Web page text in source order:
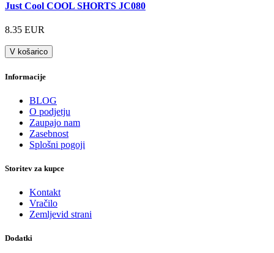
Just Cool COOL SHORTS JC080
8.35 EUR
V košarico
Informacije
BLOG
O podjetju
Zaupajo nam
Zasebnost
Splošni pogoji
Storitev za kupce
Kontakt
Vračilo
Zemljevid strani
Dodatki